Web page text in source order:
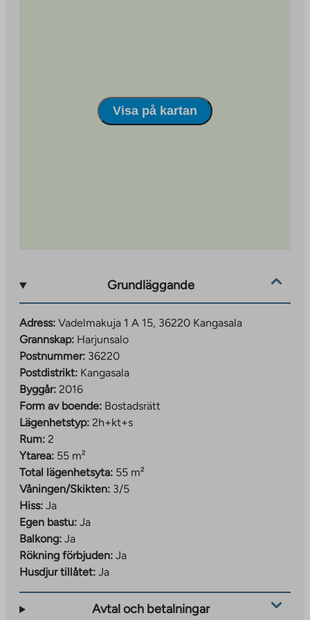
Visa på kartan
Grundläggande
Adress: Vadelmakuja 1 A 15, 36220 Kangasala
Grannskap: Harjunsalo
Postnummer: 36220
Postdistrikt: Kangasala
Byggår: 2016
Form av boende: Bostadsrätt
Lägenhetstyp: 2h+kt+s
Rum: 2
Ytarea: 55 m²
Total lägenhetsyta: 55 m²
Våningen/Skikten: 3/5
Hiss: Ja
Egen bastu: Ja
Balkong: Ja
Rökning förbjuden: Ja
Husdjur tillåtet: Ja
Avtal och betalningar